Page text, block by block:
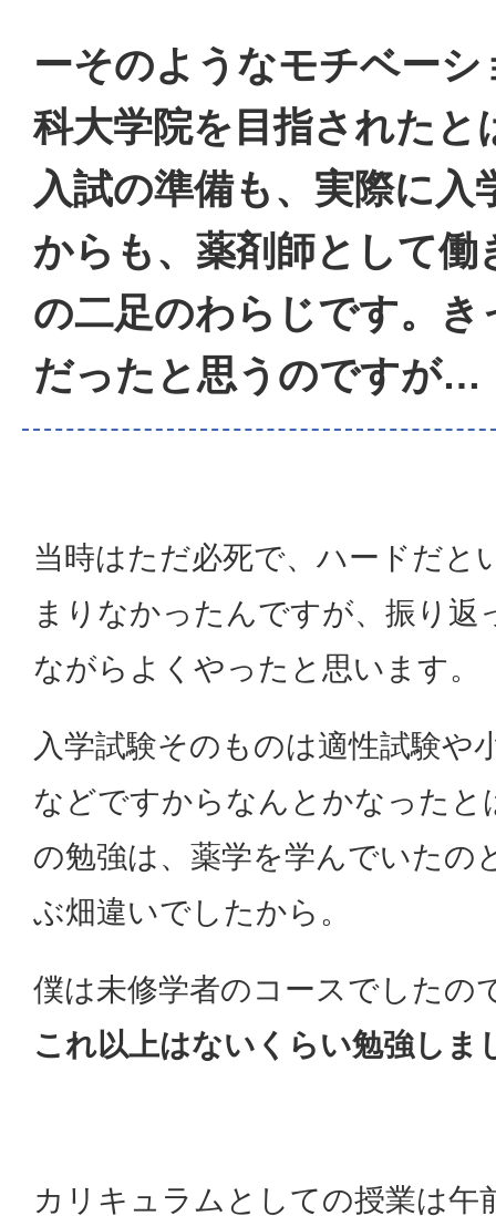
ーそのようなモチベーシ
科大学院を目指されたと
入試の準備も、実際に入
からも、薬剤師として働
の二足のわらじです。き
だったと思うのですが…
当時はただ必死で、ハードだと
まりなかったんですが、振り返
ながらよくやったと思います。
入学試験そのものは適性試験や
などですからなんとかなったと
の勉強は、薬学を学んでいたの
ぶ畑違いでしたから。
僕は未修学者のコースでしたの
これ以上はないくらい勉強しま
カリキュラムとしての授業は午